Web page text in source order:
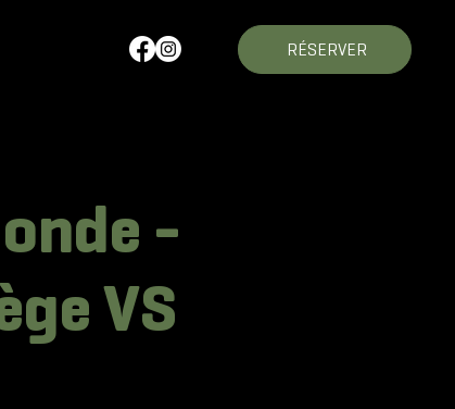
RÉSERVER
-
VS